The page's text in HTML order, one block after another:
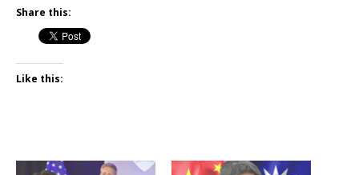
Share this:
Like this: